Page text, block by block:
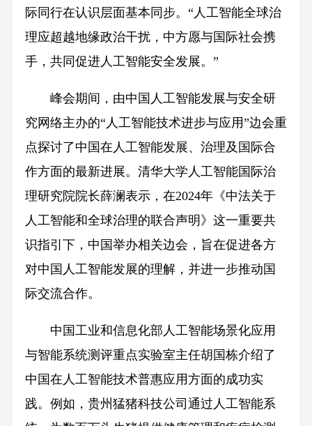
际同行在认识层面基本同步。“人工智能全球治
理应超越地缘政治干扰，中方愿与国际社会携
手，共同促进人工智能安全发展。”
峰会期间，由中国人工智能发展与安全研
究网络主办的“人工智能技术进步与应用”边会重
点探讨了中国在人工智能发展、治理及国际合
作方面的最新进展。清华大学人工智能国际治
理研究院院长薛澜表示，在2024年《中法关于
人工智能和全球治理的联合声明》这一重要共
识指引下，中国举办相关边会，旨在促进各方
对中国人工智能发展的理解，并进一步推动国
际交流合作。
中国工业和信息化部人工智能场景化应用
与智能系统测评重点实验室主任胡国栋介绍了
中国在人工智能技术普惠应用方面的成功实
践。例如，贵州猛猪科技公司通过人工智能系